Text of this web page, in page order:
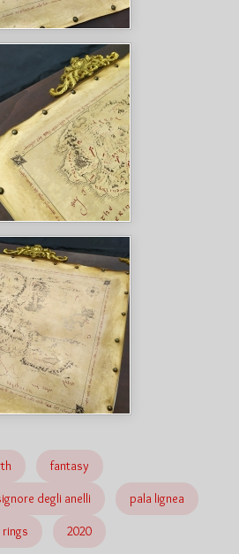
fantasy
degli anelli pala lignea
2020